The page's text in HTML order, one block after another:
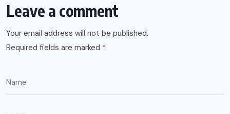
Leave a comment
Your email address will not be published.
Required fields are marked *